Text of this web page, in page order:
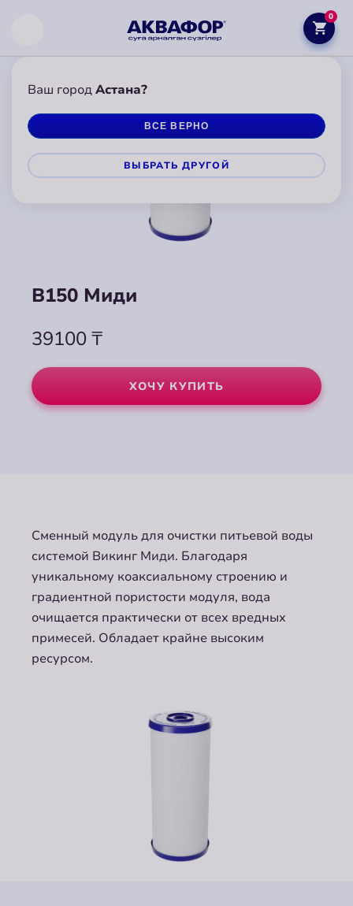
Ваш городАстана?
ВСЕ ВЕРНО
ВЫБРАТЬ ДРУГОЙ
0
B150 Миди
39100₸
ХОЧУ КУПИТЬ
Сменный модуль для очистки питьевой воды
системой Викинг Миди. Благодаря
уникальному коаксиальному строению и
градиентной пористости модуля, вода
очищается практически от всех вредных
примесей. Обладает крайне высоким
ресурсом.